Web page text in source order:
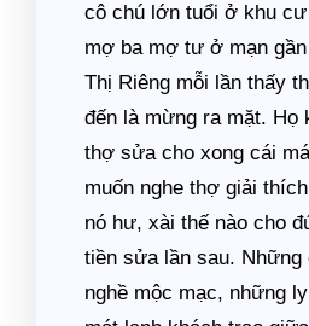
cô chú lớn tuổi ở khu
mợ ba mợ tư ở mạn
Thị Riêng mỗi lần thấy
đến là mừng ra mặt. Họ
thợ sửa cho xong cái
muốn nghe thợ giải
nó hư, xài thế nào cho
tiền sửa lần sau. Những
nghề mộc mạc, những